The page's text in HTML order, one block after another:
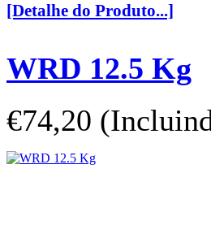
[Detalhe do Produto...]
WRD 12.5 Kg
€74,20